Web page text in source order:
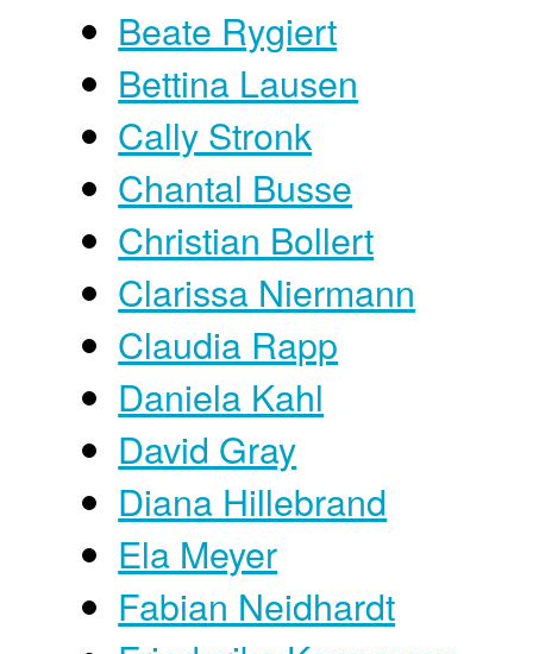
Beate Rygiert
Bettina Lausen
Cally Stronk
Chantal Busse
Christian Bollert
Clarissa Niermann
Claudia Rapp
Daniela Kahl
David Gray
Diana Hillebrand
Ela Meyer
Fabian Neidhardt